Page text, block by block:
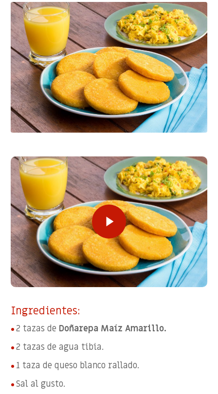
Play Video
Play Video
Ingredientes:
2 tazas de Doñarepa Maíz Amarillo.
2 tazas de agua tibia.
1 taza de queso blanco rallado.
Sal al gusto.